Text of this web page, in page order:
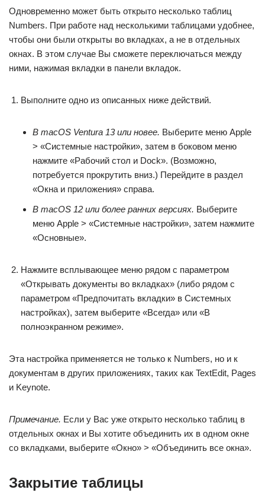
Одновременно может быть открыто несколько таблиц
Numbers. При работе над несколькими таблицами удобнее,
чтобы они были открыты во вкладках, а не в отдельных
окнах. В этом случае Вы сможете переключаться между
ними, нажимая вкладки в панели вкладок.
Выполните одно из описанных ниже действий.
В macOS Ventura 13 или новее. Выберите меню Apple
> «Системные настройки», затем в боковом меню
нажмите «Рабочий стол и Dock». (Возможно,
потребуется прокрутить вниз.) Перейдите в раздел
«Окна и приложения» справа.
В macOS 12 или более ранних версиях. Выберите
меню Apple > «Системные настройки», затем нажмите
«Основные».
Нажмите всплывающее меню рядом с параметром
«Открывать документы во вкладках» (либо рядом с
параметром «Предпочитать вкладки» в Системных
настройках), затем выберите «Всегда» или «В
полноэкранном режиме».
Эта настройка применяется не только к Numbers, но и к
документам в других приложениях, таких как TextEdit, Pages
и Keynote.
Примечание. Если у Вас уже открыто несколько таблиц в
отдельных окнах и Вы хотите объединить их в одном окне
со вкладками, выберите «Окно» > «Объединить все окна».
Закрытие таблицы